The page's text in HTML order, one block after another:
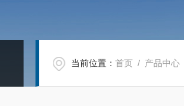
当前位置：首页 / 产品中心